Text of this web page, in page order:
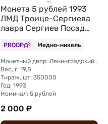
Монета 5 рублей 1993
ЛМД Троице-Сергиева
лавра Сергиев Посад
PROOF Медно-никель
Монетный двор: Ленинградский (ЛМД)
Вес, г: 19,8
Тираж, шт: 350000
Год: 1993
Номинал: 5 рублей
2 000 ₽